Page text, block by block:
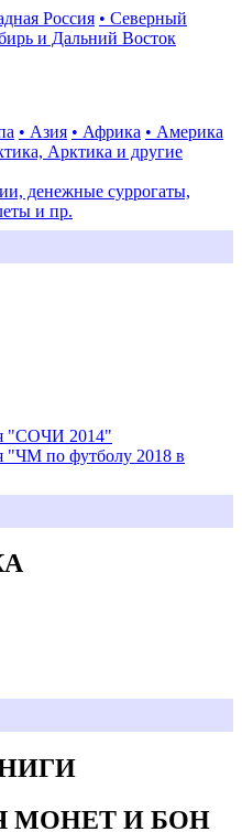
Россия • Северный
и Дальний Восток
• Азия • Африка • Америка
Арктика и другие
денежные суррогаты,
и пр.
"СОЧИ 2014"
"ЧМ по футболу 2018 в
МОНЕТ И БОН